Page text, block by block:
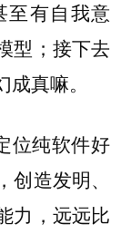
至有自我意
型；接下去
真嘛。
位纯软件好
造发明、
力，远远比